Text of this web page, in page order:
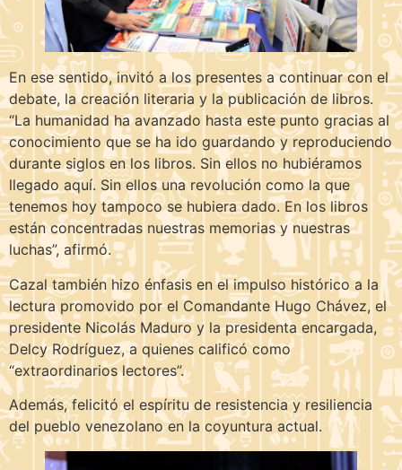
En ese sentido, invitó a los presentes a continuar con el
debate, la creación literaria y la publicación de libros.
“La humanidad ha avanzado hasta este punto gracias al
conocimiento que se ha ido guardando y reproduciendo
durante siglos en los libros. Sin ellos no hubiéramos
llegado aquí. Sin ellos una revolución como la que
tenemos hoy tampoco se hubiera dado. En los libros
están concentradas nuestras memorias y nuestras
luchas”, afirmó.
Cazal también hizo énfasis en el impulso histórico a la
lectura promovido por el Comandante Hugo Chávez, el
presidente Nicolás Maduro y la presidenta encargada,
Delcy Rodríguez, a quienes calificó como
“extraordinarios lectores”.
Además, felicitó el espíritu de resistencia y resiliencia
del pueblo venezolano en la coyuntura actual.